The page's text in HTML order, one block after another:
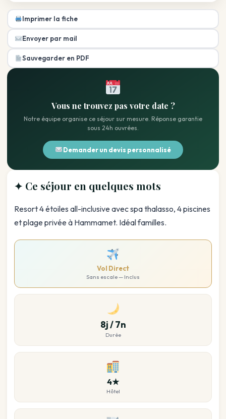
✦ Ce séjour en quelques mots
Resort 4 étoiles all-inclusive avec spa thalasso, 4 piscines
et plage privée à Hammamet. Idéal familles.
Vol Direct
Sans escale — Inclus
8j / 7n
Durée
4★
Hôtel
Imprimer la fiche
Envoyer par mail
Sauvegarder en PDF
Vous ne trouvez pas votre date ?
Notre équipe organise ce séjour sur mesure. Réponse garantie
sous 24h ouvrées.
Demander un devis personnalisé